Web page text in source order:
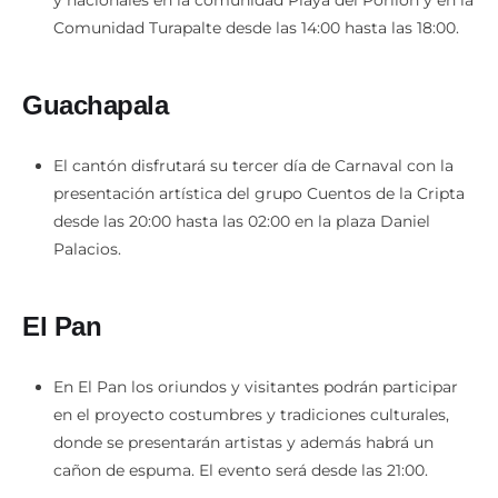
Comunidad Turapalte desde las 14:00 hasta las 18:00.
Guachapala
El cantón disfrutará su tercer día de Carnaval con la
presentación artística del grupo Cuentos de la Cripta
desde las 20:00 hasta las 02:00 en la plaza Daniel
Palacios.
El Pan
En El Pan los oriundos y visitantes podrán participar
en el proyecto costumbres y tradiciones culturales,
donde se presentarán artistas y además habrá un
cañon de espuma. El evento será desde las 21:00.